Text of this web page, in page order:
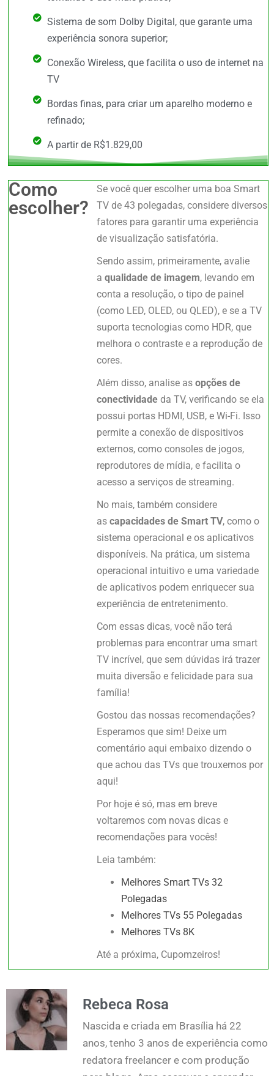
Sistema de som Dolby Digital, que garante uma
experiência sonora superior;
Conexão Wireless, que facilita o uso de internet na
TV
Bordas finas, para criar um aparelho moderno e
refinado;
A partir de R$1.829,00
Como
escolher?
Se você quer escolher uma boa Smart
TV de 43 polegadas, considere diversos
fatores para garantir uma experiência
de visualização satisfatória.
Sendo assim, primeiramente, avalie
aqualidade de imagem, levando em
conta a resolução, o tipo de painel
(como LED, OLED, ou QLED), e se a TV
suporta tecnologias como HDR, que
melhora o contraste e a reprodução de
cores.
Além disso, analise asopções de
conectividade da TV, verificando se ela
possui portas HDMI, USB, e Wi-Fi. Isso
permite a conexão de dispositivos
externos, como consoles de jogos,
reprodutores de mídia, e facilita o
acesso a serviços de streaming.
No mais, também considere
ascapacidades de Smart TV, como o
sistema operacional e os aplicativos
disponíveis. Na prática, um sistema
operacional intuitivo e uma variedade
de aplicativos podem enriquecer sua
experiência de entretenimento.
Com essas dicas, você não terá
problemas para encontrar uma smart
TV incrível, que sem dúvidas irá trazer
muita diversão e felicidade para sua
família!
Gostou das nossas recomendações?
Esperamos que sim! Deixe um
comentário aqui embaixo dizendo o
que achou das TVs que trouxemos por
aqui!
Por hoje é só, mas em breve
voltaremos com novas dicas e
recomendações para vocês!
Leia também:
Melhores Smart TVs 32
Polegadas
Melhores TVs 55 Polegadas
Melhores TVs 8K
Até a próxima, Cupomzeiros!
Rebeca Rosa
Nascida e criada em Brasília há 22
anos, tenho 3 anos de experiência como
redatora freelancer e com produção